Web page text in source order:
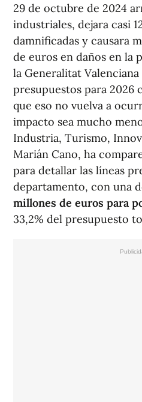
29 de octubre de 2024
industriales, dejara casi
damnificadas y causara
de euros en daños en la
la Generalitat
presupuestos para 2026
que eso no vuelva a
impacto sea mucho
Industria, Turismo,
Marián Cano, ha
para detallar las líneas
departamento, con una
millones de euros para
33,2% del presupuesto